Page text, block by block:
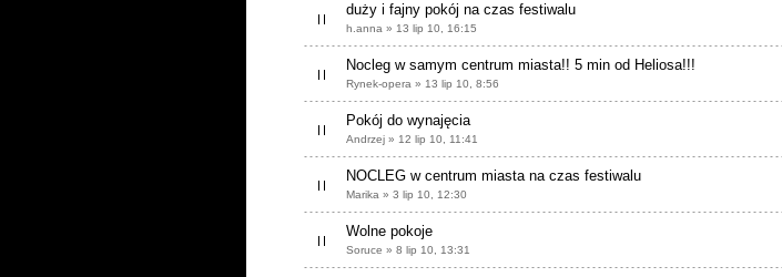
duży i fajny pokój na czas festiwalu
h.anna » 13 lip 10, 16:15
Nocleg w samym centrum miasta!! 5 min od Heliosa!!!
Rynek-opera » 13 lip 10, 8:56
Pokój do wynajęcia
Andrzej » 12 lip 10, 11:41
NOCLEG w centrum miasta na czas festiwalu
Marika » 3 lip 10, 12:30
Wolne pokoje
Soruce » 8 lip 10, 13:31